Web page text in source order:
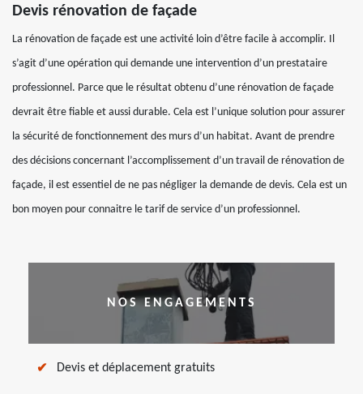
Devis rénovation de façade
La rénovation de façade est une activité loin d’être facile à accomplir. Il
s’agit d’une opération qui demande une intervention d’un prestataire
professionnel. Parce que le résultat obtenu d’une rénovation de façade
devrait être fiable et aussi durable. Cela est l’unique solution pour assurer
la sécurité de fonctionnement des murs d’un habitat. Avant de prendre
des décisions concernant l’accomplissement d’un travail de rénovation de
façade, il est essentiel de ne pas négliger la demande de devis. Cela est un
bon moyen pour connaitre le tarif de service d’un professionnel.
NOS ENGAGEMENTS
Devis et déplacement gratuits